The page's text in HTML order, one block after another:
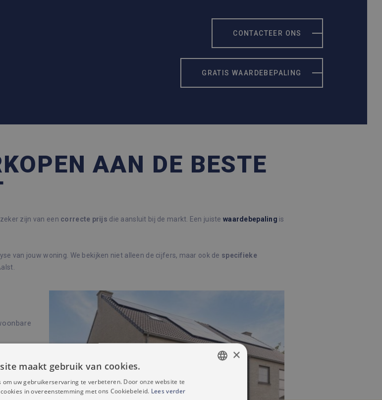
CONTACTEER ONS
GRATIS WAARDEBEPALING
AAN DE BESTE
zijn van een correcte prijs die aansluit bij de markt. Een juiste waardebepaling is
van jouw woning. We bekijken niet alleen de cijfers, maar ook de specifieke
×
maakt gebruik van cookies.
om uw gebruikerservaring te verbeteren. Door onze website te
in overeenstemming met ons Cookiebeleid. Lees verder